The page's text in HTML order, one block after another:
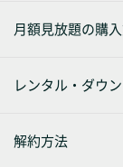
月額見放題の購
レンタル・ダウ
解約方法